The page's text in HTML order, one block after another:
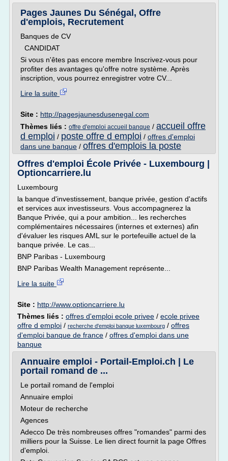
Pages Jaunes Du Sénégal, Offre
d'emplois, Recrutement
Banques de CV
CANDIDAT
Si vous n'êtes pas encore membre Inscrivez-vous pour
profiter des avantages qu'offre notre système. Après
inscription, vous pourrez enregistrer votre CV...
Lire la suite
Site : http://pagesjaunesdusenegal.com
Thèmes liés : offre d'emploi accueil banque / accueil offre
d emploi / poste offre d emploi / offres d'emploi
dans une banque / offres d'emplois la poste
Offres d'emploi École Privée - Luxembourg |
Optioncarriere.lu
Luxembourg
la banque d'investissement, banque privée, gestion d'actifs
et services aux investisseurs. Vous accompagnerez la
Banque Privée, qui a pour ambition... les recherches
complémentaires nécessaires (internes et externes) afin
d'évaluer les risques AML sur le portefeuille actuel de la
banque privée. Le cas...
BNP Paribas - Luxembourg
BNP Paribas Wealth Management représente...
Lire la suite
Site : http://www.optioncarriere.lu
Thèmes liés : offres d'emploi ecole privee / ecole privee
offre d emploi / recherche d'emploi banque luxembourg / offres
d'emploi banque de france / offres d'emploi dans une
banque
Annuaire emploi - Portail-Emploi.ch | Le
portail romand de ...
Le portail romand de l'emploi
Annuaire emploi
Moteur de recherche
Agences
Adecco De très nombreuses offres "romandes" parmi des
milliers pour la Suisse. Le lien direct fournit la page Offres
d'emploi.